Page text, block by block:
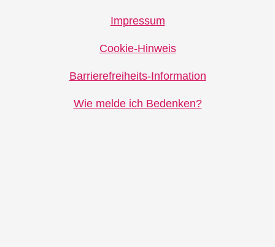
Impressum
Cookie-Hinweis
Barrierefreiheits-Information
Wie melde ich Bedenken?